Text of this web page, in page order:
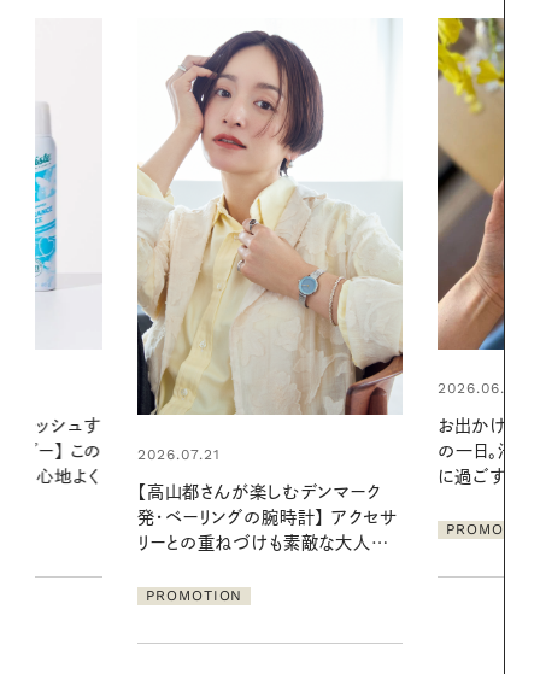
2026.06.01
の一日。汗ばむ季節を「ごきげん」
PROMOTION
2026.06.01
真夏に向け
やりジェルと
地よくうるお